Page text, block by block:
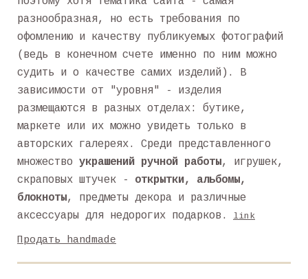
разнообразная, но есть требования по
офомлению и качеству публикуемых фотографий
(ведь в конечном счете именно по ним можно
судить и о качестве самих изделий). В
зависимости от "уровня" - изделия
размещаются в разных отделах: бутике,
маркете или их можно увидеть только в
авторских галереях. Среди представленного
множество украшений ручной работы, игрушек,
скраповых штучек - открытки, альбомы,
блокноты, предметы декора и различные
аксессуары для недорогих подарков.
link
Продать handmade